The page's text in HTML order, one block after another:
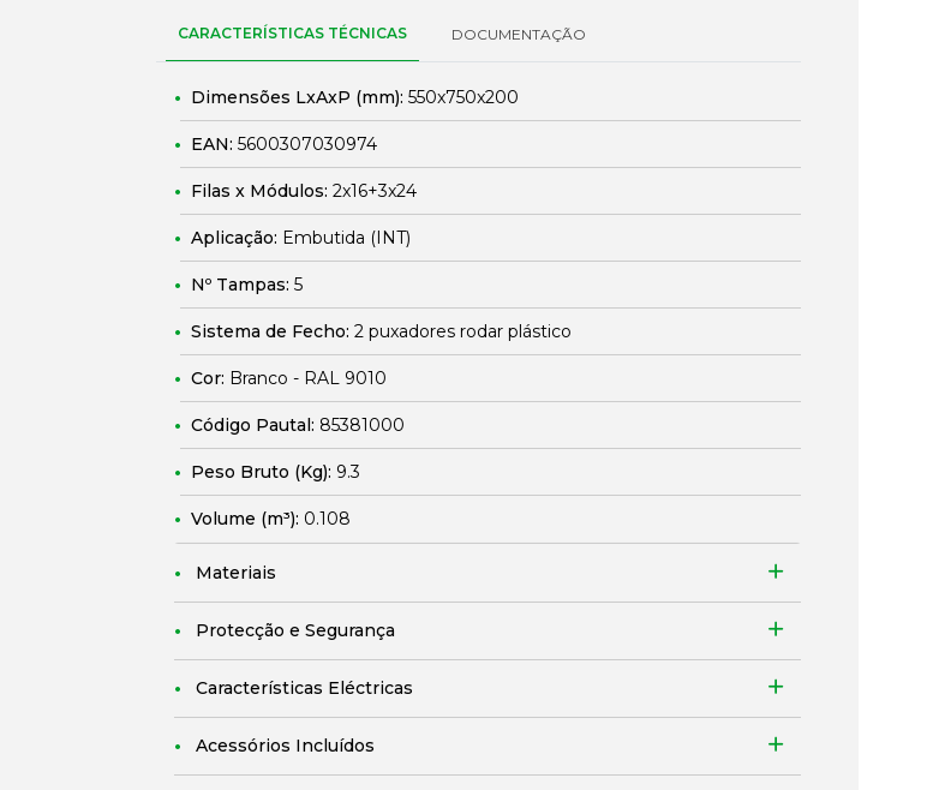
CARACTERÍSTICAS TÉCNICAS DOCUMENTAÇÃO
Dimensões LxAxP (mm): 550x750x200
EAN: 5600307030974
Filas x Módulos: 2x16+3x24
Aplicação: Embutida (INT)
Nº Tampas: 5
Sistema de Fecho: 2 puxadores rodar plástico
Cor: Branco - RAL 9010
Código Pautal: 85381000
Peso Bruto (Kg): 9.3
Volume (m³): 0.108
Materiais
Protecção e Segurança
Características Eléctricas
Acessórios Incluídos